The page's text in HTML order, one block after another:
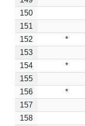
150
151
152
*
153
154
*
155
156
*
157
158